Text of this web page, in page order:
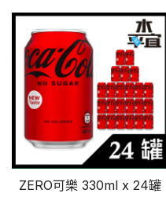
ZERO可樂 330ml x 24罐